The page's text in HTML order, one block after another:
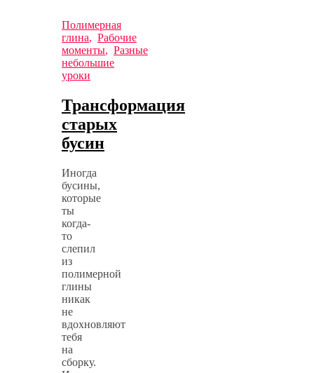
Полимерная
глина, Рабочие
моменты, Разные
небольшие
уроки
Трансформация
старых
бусин
Иногда
бусины,
которые
ты
когда-
то
слепил
из
полимерной
глины
никак
не
вдохновляют
тебя
на
сборку.